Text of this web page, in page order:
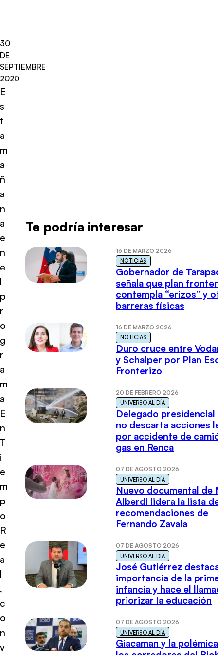
30
DE
SEPTIEMBRE
2020
E
s
t
a
m
a
ñ
a
n
a
e
n
e
l
p
r
o
g
r
a
m
a
E
n
T
i
e
m
p
o
R
e
a
l
,
c
o
n
v
Te podría interesar
16 DE MARZO 2026
NOTICIAS
Gobernador de
señala que plan
contempla “erizos” y
barreras físicas
16 DE MARZO 2026
NOTICIAS
Duro cruce entre
y Schalper por Plan
Fronterizo
20 DE FEBRERO 2026
UNIVERSO AL DÍA
Delegado presidencial
no descarta acciones
por accidente de
gas en Renca
07 DE AGOSTO 2026
UNIVERSO AL DÍA
Nuevo documental de
Alberdi lidera la lista
recomendaciones de
Fernando Zavala
07 DE AGOSTO 2026
UNIVERSO AL DÍA
José Gutiérrez
importancia de la
infancia y hace el
priorizar la educación
07 DE AGOSTO 2026
UNIVERSO AL DÍA
Giacaman y la